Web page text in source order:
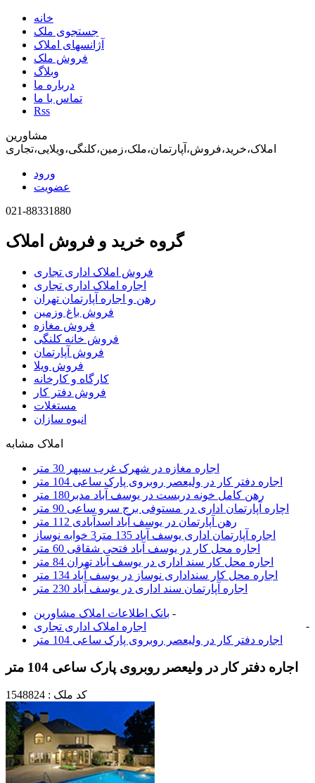
خانه
جستجوی ملک
آژانسهای املاک
فروش ملک
وبلاگ
درباره ما
تماس با ما
Rss
مشاورین
املاک،خرید،فروش،آپارتمان،ملک،زمین،کلنگی،ویلایی،تجاری
ورود
عضویت
021-88331880
گروه خرید و فروش املاک
فروش املاک اداری تجاری
اجاره املاک اداری تجاری
رهن و اجاره آپارتمان تهران
فروش باغ وزمین
فروش مغازه
فروش خانه کلنگی
فروش آپارتمان
فروش ویلا
کارگاه و کارخانه
فروش دفتر کار
مستغلات
انبوه سازان
املاک مشابه
اجاره مغازه در شهرک غرب سپهر 30 متر
اجاره دفتر کار در ولیعصر روبروی پارک ساعی 104 متر
رهن کامل خونه دربست در یوسف آباد مدبر180 متر
اچاره آپارتمان اداری در مستوفی برج سرو ساعی 90 متر
رهن آپارتمان در یوسف آباد اسدآبادی 112 متر
اجاره آپارتمان اداری یوسف آباد 135 متر3 خوابه نوساز
اجاره محل کار در یوسف آباد فتحی شقاقی 60 متر
اجاره محل کار سند اداری در یوسف آباد تهران 84 متر
اجاره محل کار سنداداری نوساز در یوسف آباد 134 متر
اجاره آپارتمان سند اداری در یوسف آباد 230 متر
بانک اطلاعات املاک مشاورين -
اجاره املاک اداری تجاری
-
اجاره دفتر کار در ولیعصر روبروی پارک ساعی 104 متر
اجاره دفتر کار در ولیعصر روبروی پارک ساعی 104 متر
کد ملک : 1548824